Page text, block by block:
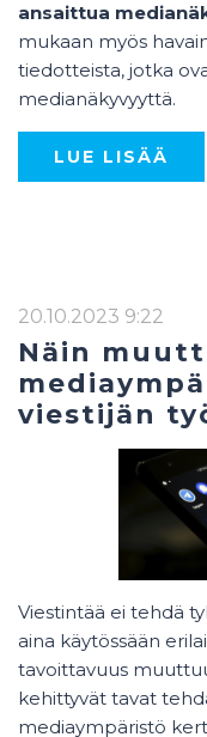
ansaittua
mukaan myös
tiedotteista, jotka
medianäkyvyyttä.
LUE LISÄÄ
20.10.2023 9:22
Näin
viestijän
Viestintää ei tehdä
aina käytössään
tavoittavuus
kehittyvät tavat
mediaympäristö